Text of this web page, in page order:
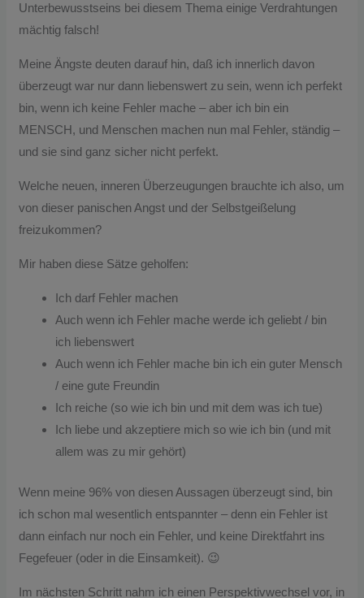
Unterbewusstseins bei diesem Thema einige Verdrahtungen
mächtig falsch!
Meine Ängste deuten darauf hin, daß ich innerlich davon
überzeugt war nur dann liebenswert zu sein, wenn ich perfekt
bin, wenn ich keine Fehler mache – aber ich bin ein
MENSCH, und Menschen machen nun mal Fehler, ständig –
und sie sind ganz sicher nicht perfekt.
Welche neuen, inneren Überzeugungen brauchte ich also, um
von dieser panischen Angst und der Selbstgeißelung
freizukommen?
Mir haben diese Sätze geholfen:
Ich darf Fehler machen
Auch wenn ich Fehler mache werde ich geliebt / bin
ich liebenswert
Auch wenn ich Fehler mache bin ich ein guter Mensch
/ eine gute Freundin
Ich reiche (so wie ich bin und mit dem was ich tue)
Ich liebe und akzeptiere mich so wie ich bin (und mit
allem was zu mir gehört)
Wenn meine 96% von diesen Aussagen überzeugt sind, bin
ich schon mal wesentlich entspannter – denn ein Fehler ist
dann einfach nur noch ein Fehler, und keine Direktfahrt ins
Fegefeuer (oder in die Einsamkeit). 😉
Im nächsten Schritt nahm ich einen Perspektivwechsel vor, in